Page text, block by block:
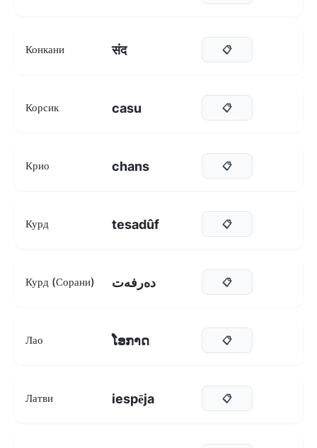
Конкани संद 📋
Корсик casu 📋
Крио chans 📋
Курд tesadûf 📋
Курд (Сорани) دەرفەت 📋
Лао ໂອກາດ 📋
Латви iespēja 📋